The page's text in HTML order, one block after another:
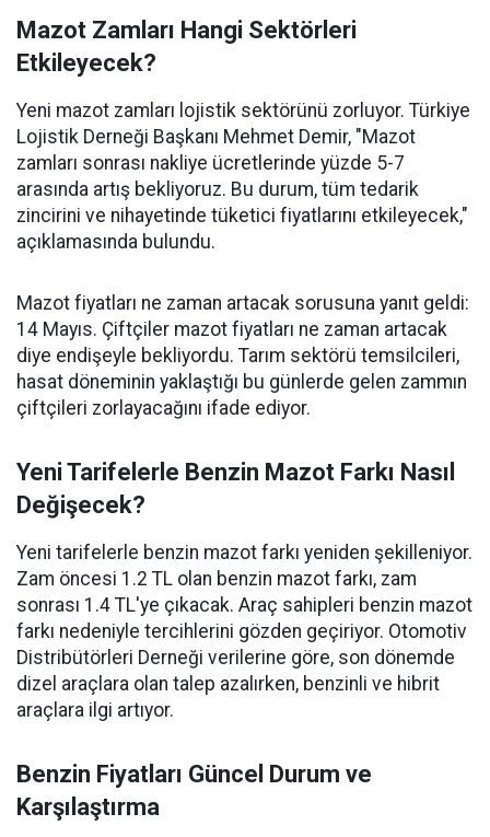
Mazot Zamları Hangi Sektörleri
Etkileyecek?
Yeni mazot zamları lojistik sektörünü zorluyor. Türkiye
Lojistik Derneği Başkanı Mehmet Demir, "Mazot
zamları sonrası nakliye ücretlerinde yüzde 5-7
arasında artış bekliyoruz. Bu durum, tüm tedarik
zincirini ve nihayetinde tüketici fiyatlarını etkileyecek,"
açıklamasında bulundu.
Mazot fiyatları ne zaman artacak sorusuna yanıt geldi:
14 Mayıs. Çiftçiler mazot fiyatları ne zaman artacak
diye endişeyle bekliyordu. Tarım sektörü temsilcileri,
hasat döneminin yaklaştığı bu günlerde gelen zammın
çiftçileri zorlayacağını ifade ediyor.
Yeni Tarifelerle Benzin Mazot Farkı Nasıl
Değişecek?
Yeni tarifelerle benzin mazot farkı yeniden şekilleniyor.
Zam öncesi 1.2 TL olan benzin mazot farkı, zam
sonrası 1.4 TL'ye çıkacak. Araç sahipleri benzin mazot
farkı nedeniyle tercihlerini gözden geçiriyor. Otomotiv
Distribütörleri Derneği verilerine göre, son dönemde
dizel araçlara olan talep azalırken, benzinli ve hibrit
araçlara ilgi artıyor.
Benzin Fiyatları Güncel Durum ve
Karşılaştırma